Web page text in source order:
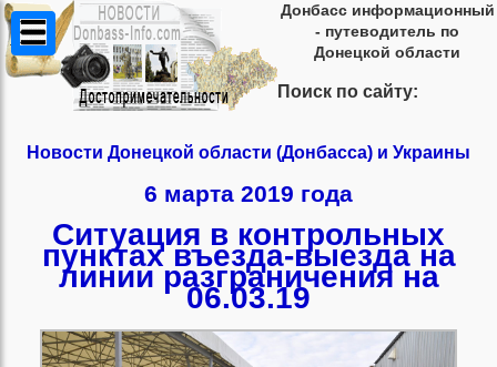
Донбасс информационный
- путеводитель по
Донецкой области
Поиск по сайту:
Новости Донецкой области (Донбасса) и Украины
6 марта 2019 года
Ситуация в контрольных
пунктах въезда-выезда на
линии разграничения на
06.03.19